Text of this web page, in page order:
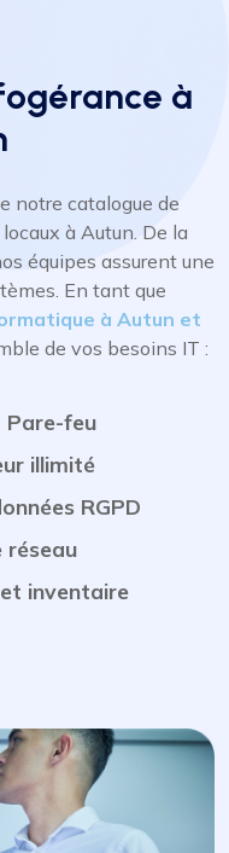
à
notre catalogue de
à Autun. De la
équipes assurent une
En tant que
à Autun et
de vos besoins IT :
Pare-feu
illimité
RGPD
réseau
inventaire